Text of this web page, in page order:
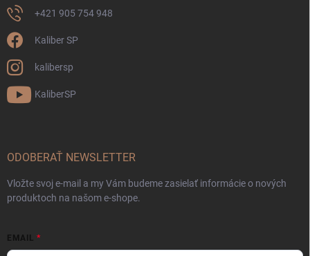
+421 905 754 948
Kaliber SP
kalibersp
KaliberSP
ODOBERAŤ NEWSLETTER
Vložte svoj e-mail a my Vám budeme zasielať informácie o nových
produktoch na našom e-shope.
EMAIL